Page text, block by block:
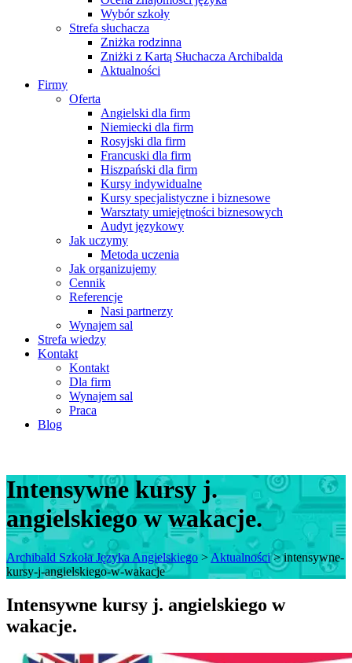
Wybór szkoły
Strefa słuchacza
Zniżka rodzinna
Zniżki z Kartą Słuchacza Archibalda
Aktualności
Firmy
Oferta
Angielski dla firm
Niemiecki dla firm
Rosyjski dla firm
Francuski dla firm
Hiszpański dla firm
Kursy indywidualne
Kursy specjalistyczne i biznesowe
Warsztaty umiejętności biznesowych
Audyt językowy
Jak uczymy
Metoda uczenia
Jak organizujemy
Cennik
Referencje
Nasi partnerzy
Wynajem sal
Strefa wiedzy
Kontakt
Kontakt
Dla firm
Wynajem sal
Praca
Blog
Intensywne kursy j.
angielskiego w wakacje.
Archibald Szkoła Języka Angielskiego> Aktualności>intensywne-
kursy-j-angielskiego-w-wakacje
Intensywne kursy j. angielskiego w
wakacje.